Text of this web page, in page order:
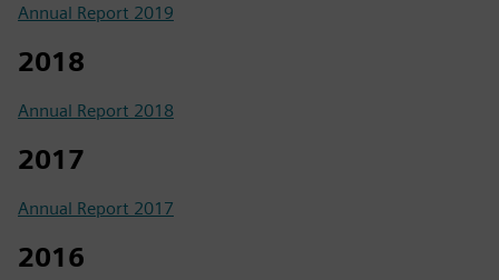
Annual Report 2019
2018
Annual Report 2018
2017
Annual Report 2017
2016